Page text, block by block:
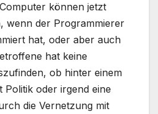
können jetzt
wenn der Programmierer
hat, oder aber auch
hat keine
ob hinter einem
Politik oder irgend eine
die Vernetzung mit